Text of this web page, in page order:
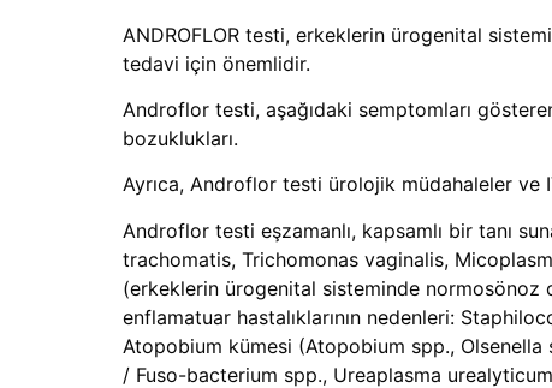
ANDROFLOR testi, erkeklerin ürogenital
tedavi için önemlidir.
Androflor testi, aşağıdaki semptomları
bozuklukları.
Ayrıca, Androflor testi ürolojik müdahaleler ve
Androflor testi eşzamanlı, kapsamlı bir tanı
trachomatis, Trichomonas vaginalis,
(erkeklerin ürogenital sisteminde
enflamatuar hastalıklarının nedenleri:
Atopobium kümesi (Atopobium spp.,
/ Fuso-bacterium spp., Ureaplasma